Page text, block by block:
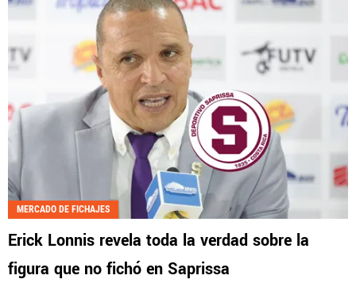
MERCADO DE FICHAJES
Erick Lonnis revela toda la verdad sobre la
figura que no fichó en Saprissa